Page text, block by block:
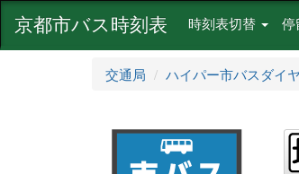
京都市バス時刻表 時刻表切替 停
交通局 ハイパー市バスダイヤ